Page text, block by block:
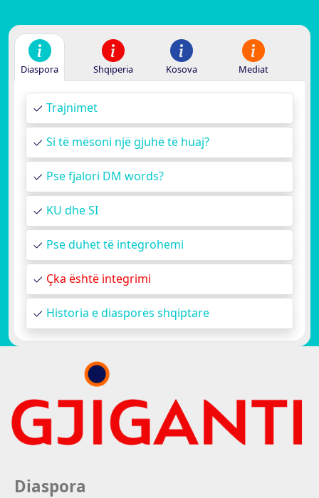
Diaspora Shqiperia Kosova Mediat
Trajnimet
Si të mësoni një gjuhë të huaj?
Pse fjalori DM words?
KU dhe SI
Pse duhet të integrohemi
Çka është integrimi
Historia e diasporës shqiptare
Diaspora